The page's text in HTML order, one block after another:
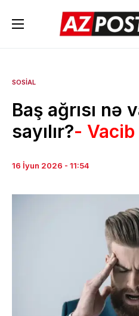
SOSIAL
Baş ağrısı nə
sayılır?-
16 İyun 2026 - 11:54